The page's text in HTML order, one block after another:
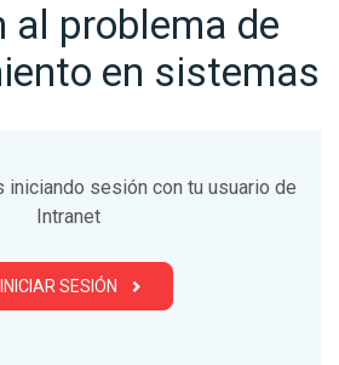
al problema de
en sistemas
iniciando sesión con tu usuario de
Intranet
INICIAR SESIÓN